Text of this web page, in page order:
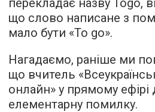
що слово написане з
мало бути «To go».
Нагадаємо, раніше ми
що вчитель
онлайн» у прямому ефірі
елементарну помилку.